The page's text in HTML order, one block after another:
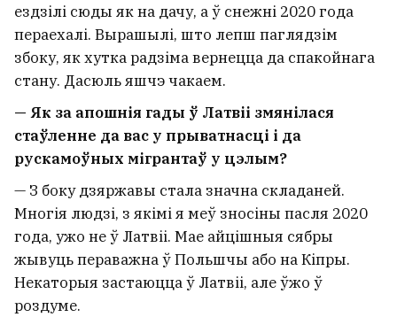
ездзілі сюды як на дачу, а ў снежні 2020 года
пераехалі. Вырашылі, што лепш паглядзім
збоку, як хутка радзіма вернецца да спакойнага
стану. Дасюль яшчэ чакаем.
— Як за апошнія гады ў Латвіі змянілася
стаўленне да вас у прыватнасці і да
рускамоўных мігрантаў у цэлым?
— З боку дзяржавы стала значна складаней.
Многія людзі, з якімі я меў зносіны пасля 2020
года, ужо не ў Латвіі. Мае айцішныя сябры
жывуць пераважна ў Польшчы або на Кіпры.
Некаторыя застаюцца ў Латвіі, але ўжо ў
роздуме.